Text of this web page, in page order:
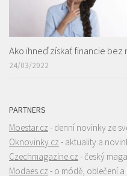
Ako ihneď získať financie bez
24/03/2022
PARTNERS
Moestar.cz - denní novinky ze
Oknovinky.cz - aktuality a
Czechmagazine.cz - český
Modaes.cz - o módě, oblečení a